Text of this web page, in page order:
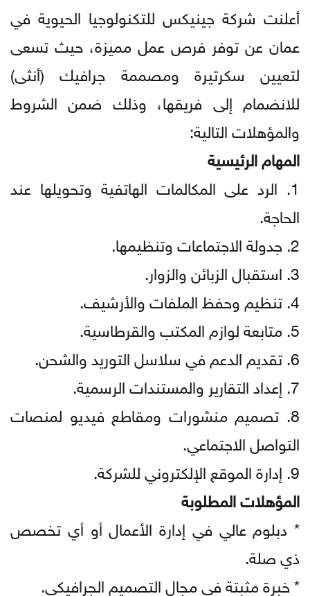
أعلنت شركة جينيكس للتكنولوجيا الحيوية في
عمان عن توفر فرص عمل مميزة، حيث تسعى
لتعيين سكرتيرة ومصممة جرافيك (أنثى)
للانضمام إلى فريقها، وذلك ضمن الشروط
والمؤهلات التالية:
المهام الرئيسية
1. الرد على المكالمات الهاتفية وتحويلها عند
الحاجة.
2. جدولة الاجتماعات وتنظيمها.
3. استقبال الزبائن والزوار.
4. تنظيم وحفظ الملفات والأرشيف.
5. متابعة لوازم المكتب والقرطاسية.
6. تقديم الدعم في سلاسل التوريد والشحن.
7. إعداد التقارير والمستندات الرسمية.
8. تصميم منشورات ومقاطع فيديو لمنصات
التواصل الاجتماعي.
9. إدارة الموقع الإلكتروني للشركة.
المؤهلات المطلوبة
* دبلوم عالي في إدارة الأعمال أو أي تخصص
ذي صلة.
* خبرة مثبتة في مجال التصميم الجرافيكي.